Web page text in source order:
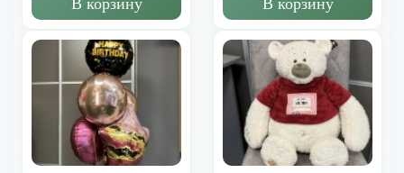
В корзину В корзину